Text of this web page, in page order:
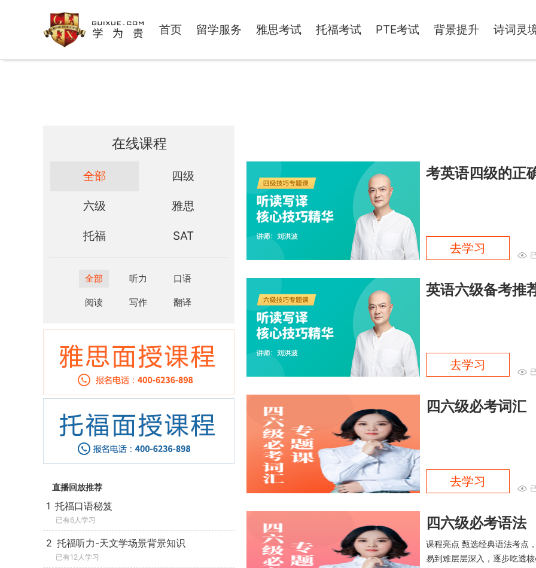
首页 留学服务 雅思考试 托福考试 PTE考试 背景提升 诗词灵
在线课程
全部 四级
六级 雅思
托福 SAT
全部 听力 口语
阅读 写作 翻译
直播回放推荐
1 托福口语秘笈
已有6人学习
2 托福听力-天文学场景背景知识
已有12人学习
考英语四级的正
去学习
英语六级备考推
去学习
四六级必考词汇
去学习
四六级必考语法
课程亮点 甄选经典语法考点
易到难层层深入，逐步吃透